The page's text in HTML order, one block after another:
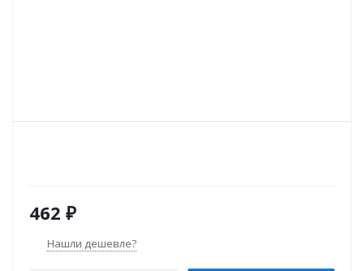
462 ₽
Нашли дешевле?